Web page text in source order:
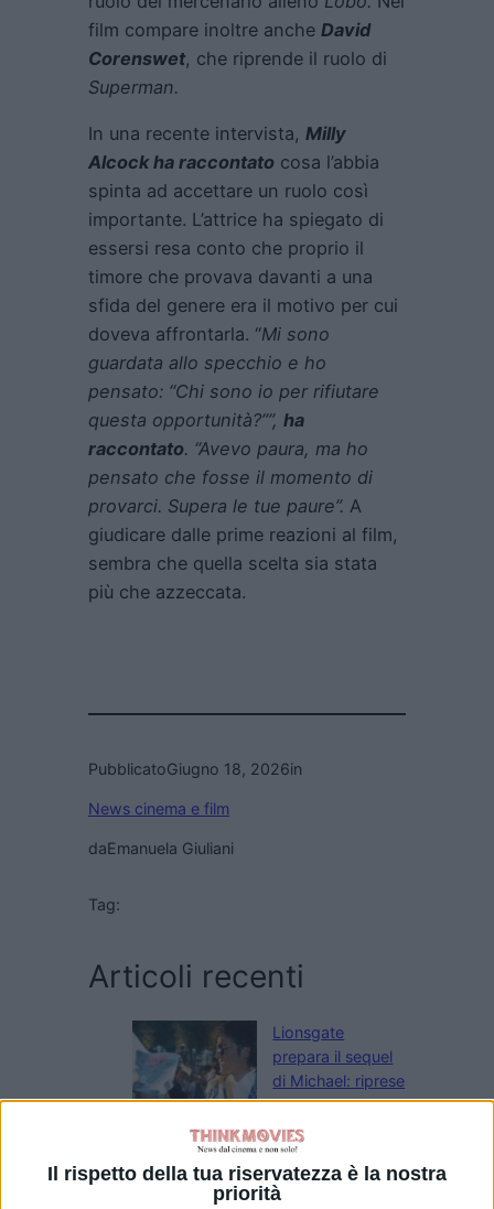
Il rispetto della tua riservatezza è la nostra
priorità
film compare inoltre anche David
Corenswet, che riprende il ruolo di
Superman.
In una recente intervista, Milly
Alcock ha raccontato cosa l’abbia
spinta ad accettare un ruolo così
importante. L’attrice ha spiegato di
essersi resa conto che proprio il
timore che provava davanti a una
sfida del genere era il motivo per cui
doveva affrontarla. “Mi sono
guardata allo specchio e ho
pensato: “Chi sono io per rifiutare
questa opportunità?””, ha
raccontato. “Avevo paura, ma ho
pensato che fosse il momento di
provarci. Supera le tue paure”. A
giudicare dalle prime reazioni al film,
sembra che quella scelta sia stata
più che azzeccata.
PubblicatoGiugno 18, 2026in
News cinema e film
daEmanuela Giuliani
Tag:
Articoli recenti
Lionsgate
prepara il sequel
di Michael: riprese
al via tra fine
2026 e inizio
2027
di Emanuela Giuliani
Il sequel di